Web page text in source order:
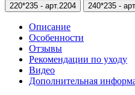
220*235 - арт.2204 240*235 -
Описание
Особенности
Отзывы
Рекомендации по уходу
Видео
Дополнительная